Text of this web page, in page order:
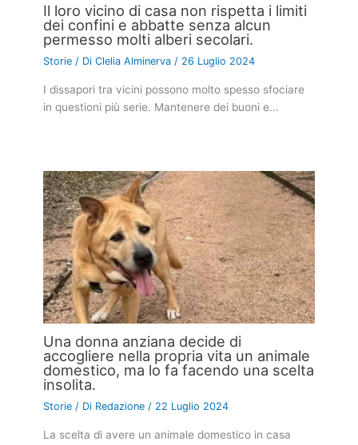
Il loro vicino di casa non rispetta i limiti
dei confini e abbatte senza alcun
permesso molti alberi secolari.
Storie / DiClelia Alminerva/ 26 Luglio 2024
I dissapori tra vicini possono molto spesso sfociare
in questioni più serie. Mantenere dei buoni e…
Una donna anziana decide di
accogliere nella propria vita un animale
domestico, ma lo fa facendo una scelta
insolita.
Storie / Di Redazione/ 22 Luglio 2024
La scelta di avere un animale domestico in casa